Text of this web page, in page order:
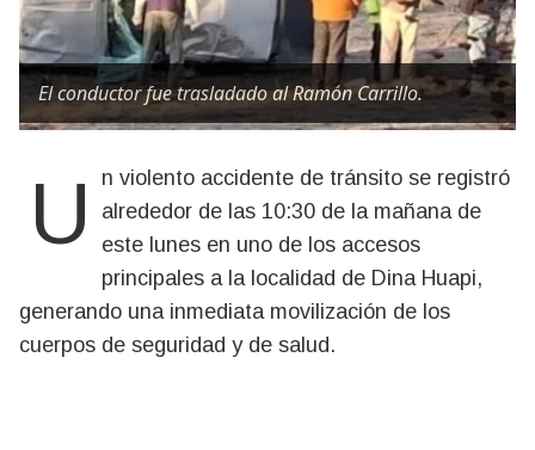
El conductor fue trasladado al Ramón Carrillo.
Un violento accidente de tránsito se registró
alrededor de las 10:30 de la mañana de
este lunes en uno de los accesos
principales a la localidad de Dina Huapi,
generando una inmediata movilización de los
cuerpos de seguridad y de salud.